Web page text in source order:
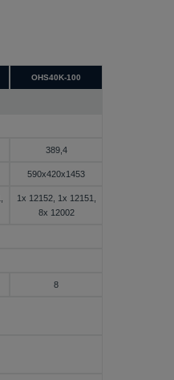
OHS40K-100
389,4
590x420x1453
1x 12152, 1x 12151,
8x 12002
8